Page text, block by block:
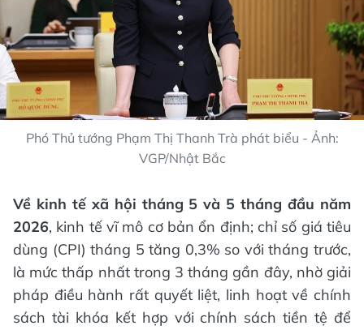
Phó Thủ tướng Phạm Thị Thanh Trà phát biểu - Ảnh:
VGP/Nhật Bắc
Về kinh tế xã hội tháng 5 và 5 tháng đầu năm
2026, kinh tế vĩ mô cơ bản ổn định; chỉ số giá tiêu
dùng (CPI) tháng 5 tăng 0,3% so với tháng trước,
là mức thấp nhất trong 3 tháng gần đây, nhờ giải
pháp điều hành rất quyết liệt, linh hoạt về chính
sách tài khóa kết hợp với chính sách tiền tệ để